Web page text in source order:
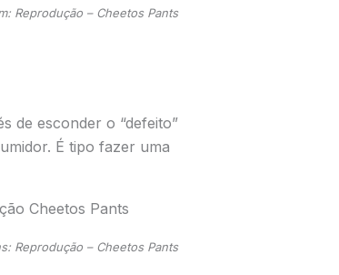
Reprodução – Cheetos Pants
de esconder o “defeito”
É tipo fazer uma
Reprodução – Cheetos Pants